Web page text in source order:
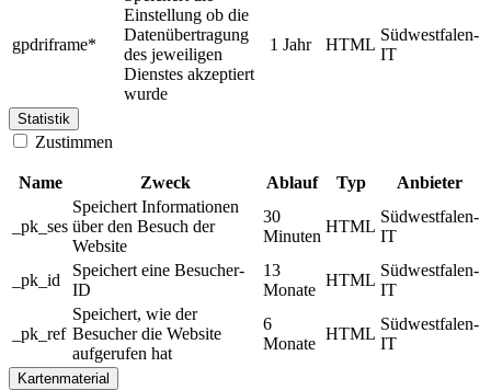
gpdriframe*
Einstellung ob die
Datenübertragung
des jeweiligen
Dienstes akzeptiert
wurde
1 Jahr HTML
Südwestfalen-
IT
Statistik
Zustimmen
Name Zweck Ablauf Typ Anbieter
_pk_ses
Speichert Informationen
über den Besuch der
Website
30
Minuten
HTML
Südwestfalen-
IT
_pk_id
Speichert eine Besucher-
ID
13
Monate
HTML
Südwestfalen-
IT
_pk_ref
Speichert, wie der
Besucher die Website
aufgerufen hat
6
Monate
HTML
Südwestfalen-
IT
Kartenmaterial